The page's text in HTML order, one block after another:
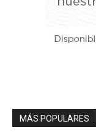
MÁS POPULARES